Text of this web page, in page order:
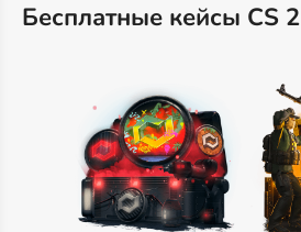
Бесплатные кейсы CS 2